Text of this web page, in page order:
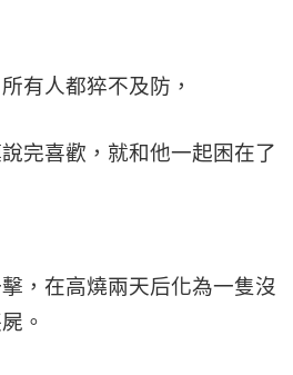
有人都猝不及防，
完喜歡，就和他一起困在了
，在高燒兩天后化為一隻沒
。